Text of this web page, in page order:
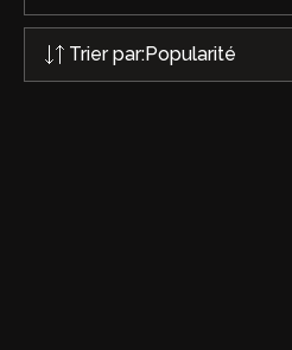
Trier par:Popularité